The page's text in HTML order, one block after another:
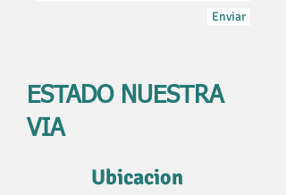
Enviar
ESTADO NUESTRA
VIA
Ubicacion